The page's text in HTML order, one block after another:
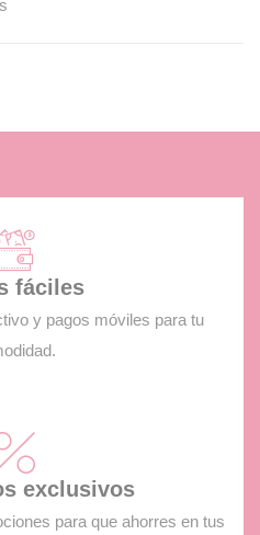
fáciles
y pagos móviles para tu
exclusivos
para que ahorres en tus